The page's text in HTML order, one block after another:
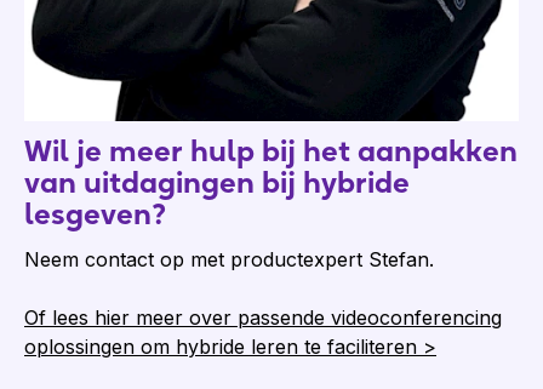
Wil je meer hulp bij het aanpakken
van uitdagingen bij hybride
lesgeven?
Neem contact op met productexpert Stefan.
Of lees hier meer over passende videoconferencing
oplossingen om hybride leren te faciliteren >